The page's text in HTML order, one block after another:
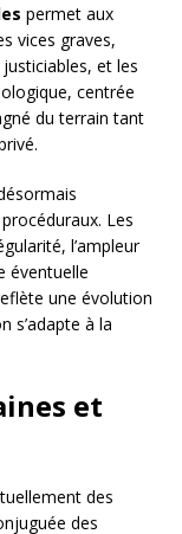
permet aux
vices graves,
et les
centrée
du terrain tant
Les
l’ampleur
éventuelle
une évolution
s’adapte à la
et
des
des